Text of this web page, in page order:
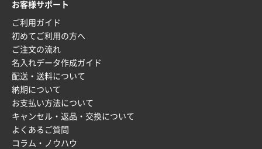
お客様サポート
ご利用ガイド
初めてご利用の方へ
ご注文の流れ
名入れデータ作成ガイド
配送・送料について
納期について
お支払い方法について
キャンセル・返品・交換について
よくあるご質問
コラム・ノウハウ